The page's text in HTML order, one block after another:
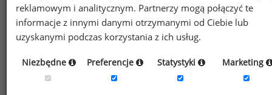
reklamowym i analitycznym. Partnerzy mogą połączyć te
informacje z innymi danymi otrzymanymi od Ciebie lub
uzyskanymi podczas korzystania z ich usług.
Niezbędne Preferencje Statystyki Marketing